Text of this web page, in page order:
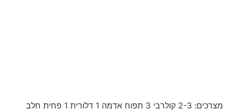
מצרכים: 2-3 קולרבי 3 תפוח אדמה 1 דלורית 1 פחית חלב